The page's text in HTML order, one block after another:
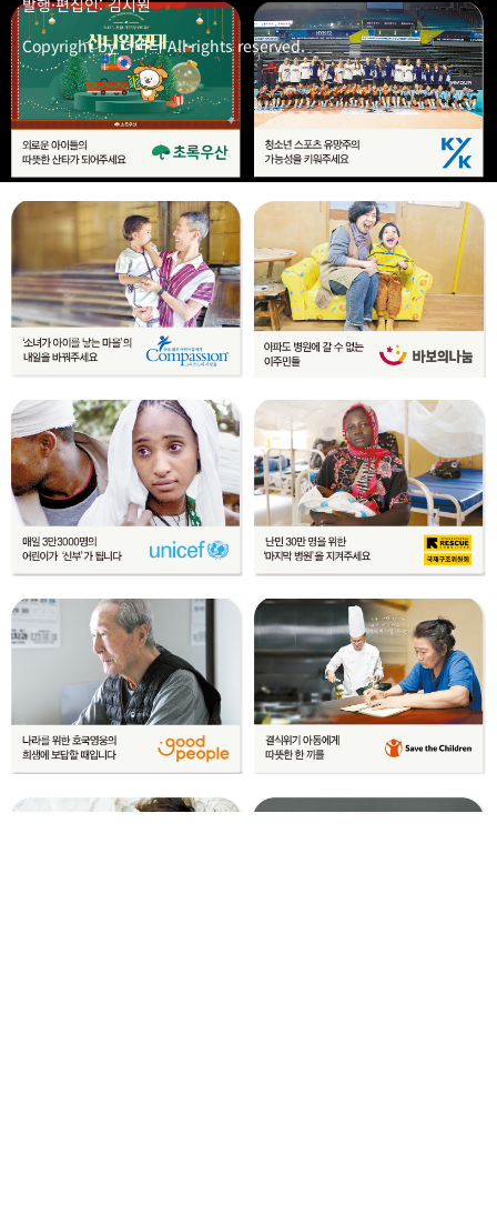
Copyright by 더버터 All rights reserved.